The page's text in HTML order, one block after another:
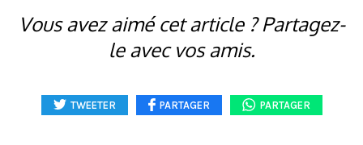
Vous avez aimé cet article ? Partagez-
le avec vos amis.
TWEETER PARTAGER PARTAGER